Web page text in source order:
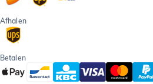
Afhalen
Betalen